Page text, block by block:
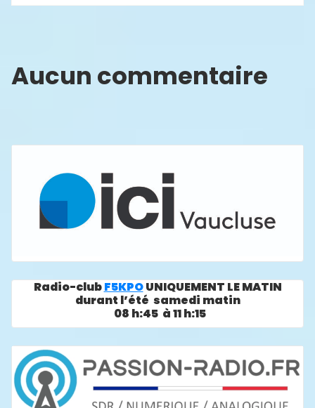
Aucun commentaire
Radio-clubF5KPOUNIQUEMENT LE MATIN
durant l’été samedi matin
08 h:45 à 11 h:15